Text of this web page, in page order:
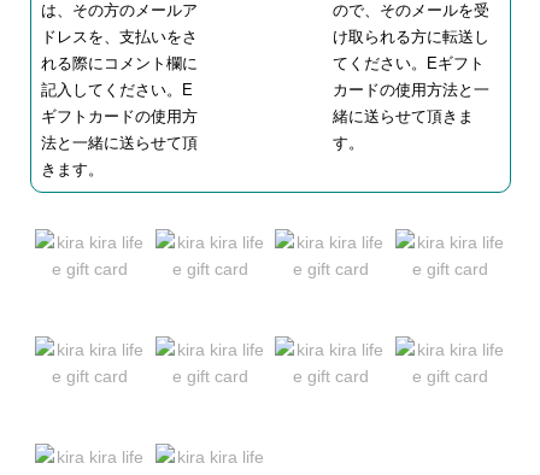
は、その方のメールア
ドレスを、支払いをさ
れる際にコメント欄に
記入してください。E
ギフトカードの使用方
法と一緒に送らせて頂
きます。
ので、そのメールを受
け取られる方に転送し
てください。Eギフト
カードの使用方法と一
緒に送らせて頂きま
す。